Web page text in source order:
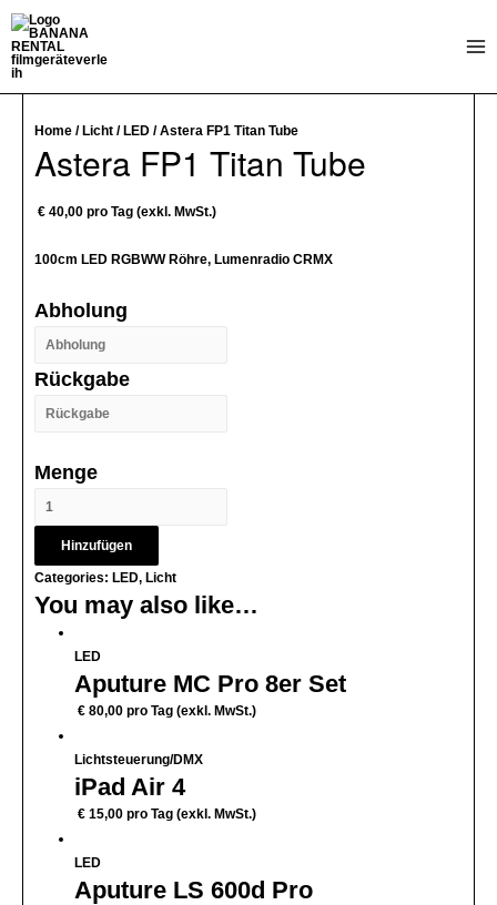
Zum
Inhalt
springen
Home / Licht / LED / Astera FP1 Titan Tube
Astera FP1 Titan Tube
€ 40,00 pro Tag (exkl. MwSt.)
100cm LED RGBWW Röhre, Lumenradio CRMX
Abholung
Rückgabe
Menge
Hinzufügen
Categories: LED, Licht
You may also like…
LED
Aputure MC Pro 8er Set
€ 80,00 pro Tag (exkl. MwSt.)
Lichtsteuerung/DMX
iPad Air 4
€ 15,00 pro Tag (exkl. MwSt.)
LED
Aputure LS 600d Pro